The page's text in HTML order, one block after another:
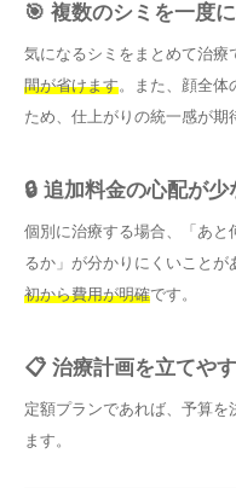
🎯 複数のシミを一度
気になるシミをまとめて治療
間が省けます。また、顔全体
ため、仕上がりの統一感が期
🔒 追加料金の心配が少
個別に治療する場合、「あ
るか」が分かりにくいことが
初から費用が明確です。
📋 治療計画を立てや
定額プランであれば、予算を
ます。